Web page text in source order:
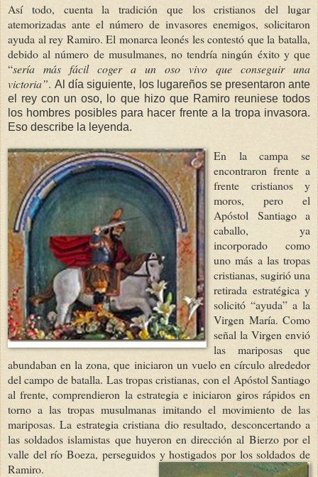
Así todo, cuenta la tradición que los cristianos del lugar
atemorizadas ante el número de invasores enemigos, solicitaron
ayuda al rey Ramiro. El monarca leonés les contestó que la batalla,
debido al número de musulmanes, no tendría ningún éxito y que
“sería más fácil coger a un oso vivo que conseguir una
victoria”.Al día siguiente, los lugareños se presentaron ante
el rey con un oso, lo que hizo que Ramiro reuniese todos
los hombres posibles para hacer frente a la tropa invasora.
Eso describe la leyenda.
En la campa se
encontraron frente a
frente cristianos y
moros, pero el
Apóstol Santiago a
caballo, ya
incorporado como
uno más a las tropas
cristianas, sugirió una
retirada estratégica y
solicitó “ayuda” a la
Virgen María. Como
señal la Virgen envió
las mariposas que
abundaban en la zona, que iniciaron un vuelo en círculo alrededor
del campo de batalla. Las tropas cristianas, con el Apóstol Santiago
al frente, comprendieron la estrategia e iniciaron giros rápidos en
torno a las tropas musulmanas imitando el movimiento de las
mariposas. La estrategia cristiana dio resultado, desconcertando a
las soldados islamistas que huyeron en dirección al Bierzo por el
valle del río Boeza, perseguidos y hostigados por los soldados de
Ramiro.